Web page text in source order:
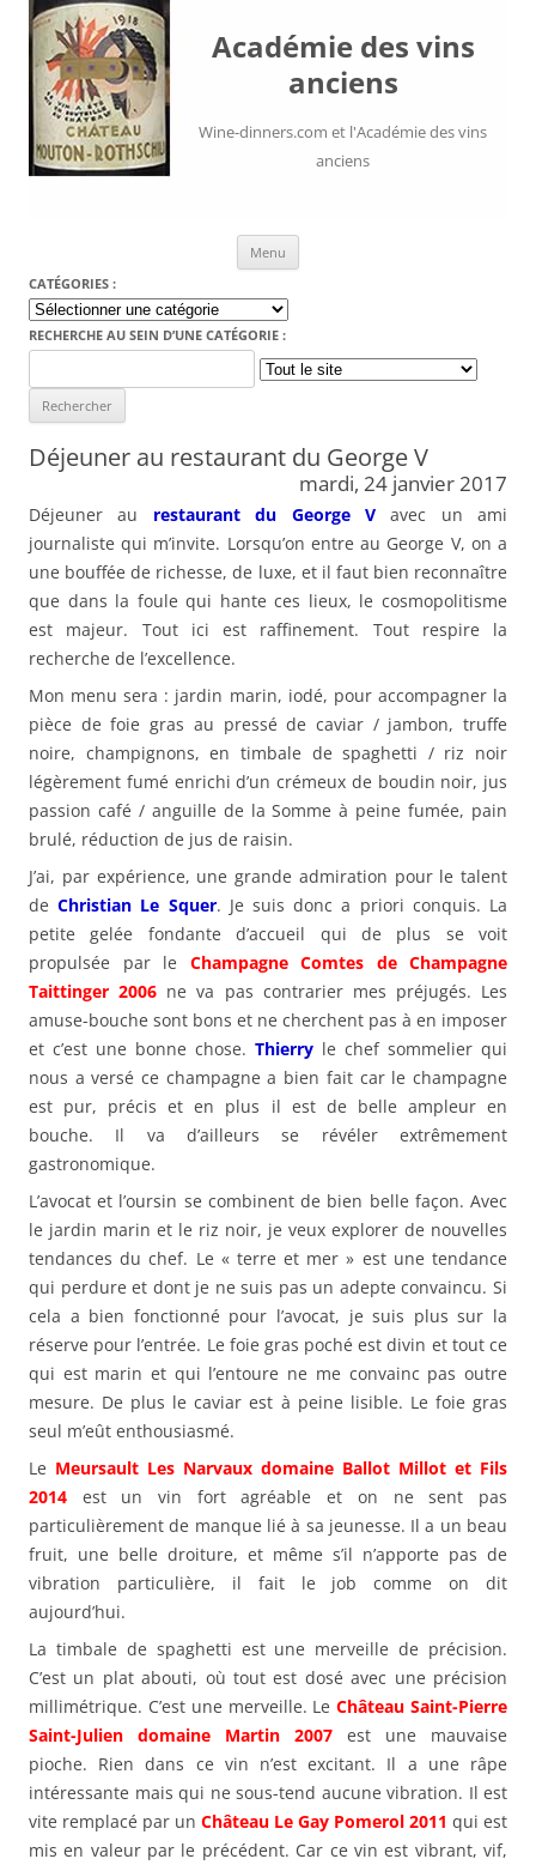
Académie des vins
anciens
Wine-dinners.com et l'Académie des vins
anciens
Menu
CATÉGORIES :
Catégories
:
RECHERCHE AU SEIN D’UNE CATÉGORIE :
for:
Déjeuner au restaurant du George V
mardi, 24 janvier 2017
Déjeuner au restaurant du George Vavec un ami
journaliste qui m’invite. Lorsqu’on entre au George V, on a
une bouffée de richesse, de luxe, et il faut bien reconnaître
que dans la foule qui hante ces lieux, le cosmopolitisme
est majeur. Tout ici est raffinement. Tout respire la
recherche de l’excellence.
Mon menu sera : jardin marin, iodé, pour accompagner la
pièce de foie gras au pressé de caviar / jambon, truffe
noire, champignons, en timbale de spaghetti / riz noir
légèrement fumé enrichi d’un crémeux de boudin noir, jus
passion café / anguille de la Somme à peine fumée, pain
brulé, réduction de jus de raisin.
J’ai, par expérience, une grande admiration pour le talent
deChristian Le Squer. Je suis donc a priori conquis. La
petite gelée fondante d’accueil qui de plus se voit
propulsée par le Champagne Comtes de Champagne
Taittinger 2006 ne va pas contrarier mes préjugés. Les
amuse-bouche sont bons et ne cherchent pas à en imposer
et c’est une bonne chose. Thierry le chef sommelier qui
nous a versé ce champagne a bien fait car le champagne
est pur, précis et en plus il est de belle ampleur en
bouche. Il va d’ailleurs se révéler extrêmement
gastronomique.
L’avocat et l’oursin se combinent de bien belle façon. Avec
le jardin marin et le riz noir, je veux explorer de nouvelles
tendances du chef. Le « terre et mer » est une tendance
qui perdure et dont je ne suis pas un adepte convaincu. Si
cela a bien fonctionné pour l’avocat, je suis plus sur la
réserve pour l’entrée. Le foie gras poché est divin et tout ce
qui est marin et qui l’entoure ne me convainc pas outre
mesure. De plus le caviar est à peine lisible. Le foie gras
seul m’eût enthousiasmé.
Le Meursault Les Narvaux domaine Ballot Millot et Fils
2014 est un vin fort agréable et on ne sent pas
particulièrement de manque lié à sa jeunesse. Il a un beau
fruit, une belle droiture, et même s’il n’apporte pas de
vibration particulière, il fait le job comme on dit
aujourd’hui.
La timbale de spaghetti est une merveille de précision.
C’est un plat abouti, où tout est dosé avec une précision
millimétrique. C’est une merveille. LeChâteau Saint-Pierre
Saint-Julien domaine Martin 2007 est une mauvaise
pioche. Rien dans ce vin n’est excitant. Il a une râpe
intéressante mais qui ne sous-tend aucune vibration. Il est
vite remplacé par un Château Le Gay Pomerol 2011 qui est
mis en valeur par le précédent. Car ce vin est vibrant, vif,